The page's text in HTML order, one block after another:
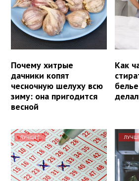
Почему хитрые
дачники копят
чесночную шелуху всю
зиму: она пригодится
весной
Как
ЛУЧШЕЕ